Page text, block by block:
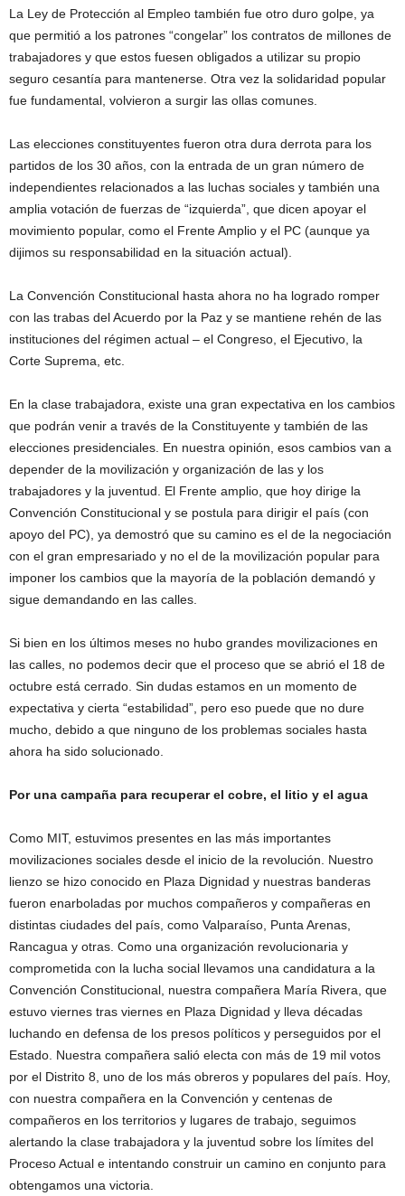
La Ley de Protección al Empleo también fue otro duro golpe, ya
que permitió a los patrones “congelar” los contratos de millones de
trabajadores y que estos fuesen obligados a utilizar su propio
seguro cesantía para mantenerse. Otra vez la solidaridad popular
fue fundamental, volvieron a surgir las ollas comunes.
Las elecciones constituyentes fueron otra dura derrota para los
partidos de los 30 años, con la entrada de un gran número de
independientes relacionados a las luchas sociales y también una
amplia votación de fuerzas de “izquierda”, que dicen apoyar el
movimiento popular, como el Frente Amplio y el PC (aunque ya
dijimos su responsabilidad en la situación actual).
La Convención Constitucional hasta ahora no ha logrado romper
con las trabas del Acuerdo por la Paz y se mantiene rehén de las
instituciones del régimen actual – el Congreso, el Ejecutivo, la
Corte Suprema, etc.
En la clase trabajadora, existe una gran expectativa en los cambios
que podrán venir a través de la Constituyente y también de las
elecciones presidenciales. En nuestra opinión, esos cambios van a
depender de la movilización y organización de las y los
trabajadores y la juventud. El Frente amplio, que hoy dirige la
Convención Constitucional y se postula para dirigir el país (con
apoyo del PC), ya demostró que su camino es el de la negociación
con el gran empresariado y no el de la movilización popular para
imponer los cambios que la mayoría de la población demandó y
sigue demandando en las calles.
Si bien en los últimos meses no hubo grandes movilizaciones en
las calles, no podemos decir que el proceso que se abrió el 18 de
octubre está cerrado. Sin dudas estamos en un momento de
expectativa y cierta “estabilidad”, pero eso puede que no dure
mucho, debido a que ninguno de los problemas sociales hasta
ahora ha sido solucionado.
Por una campaña para recuperar el cobre, el litio y el agua
Como MIT, estuvimos presentes en las más importantes
movilizaciones sociales desde el inicio de la revolución. Nuestro
lienzo se hizo conocido en Plaza Dignidad y nuestras banderas
fueron enarboladas por muchos compañeros y compañeras en
distintas ciudades del país, como Valparaíso, Punta Arenas,
Rancagua y otras. Como una organización revolucionaria y
comprometida con la lucha social llevamos una candidatura a la
Convención Constitucional, nuestra compañera María Rivera, que
estuvo viernes tras viernes en Plaza Dignidad y lleva décadas
luchando en defensa de los presos políticos y perseguidos por el
Estado. Nuestra compañera salió electa con más de 19 mil votos
por el Distrito 8, uno de los más obreros y populares del país. Hoy,
con nuestra compañera en la Convención y centenas de
compañeros en los territorios y lugares de trabajo, seguimos
alertando la clase trabajadora y la juventud sobre los límites del
Proceso Actual e intentando construir un camino en conjunto para
obtengamos una victoria.